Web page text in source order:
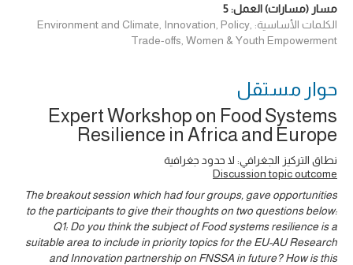
مسار (مسارات) العمل:5
الكلمات الأساسية: Environment and Climate, Innovation, Policy,
Trade-offs, Women & Youth Empowerment
حوار ‎مستقل
Expert Workshop on Food Systems
Resilience in Africa and Europe
نطاق التركيز الجغرافي: لا حدود جغرافية
Discussion topic outcome
The breakout session which had four groups, gave opportunities
to the participants to give their thoughts on two questions below:
Q1: Do you think the subject of Food systems resilience is a
suitable area to include in priority topics for the EU-AU Research
and Innovation partnership on FNSSA in future? How is this